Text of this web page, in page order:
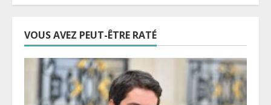
VOUS AVEZ PEUT-ÊTRE RATÉ